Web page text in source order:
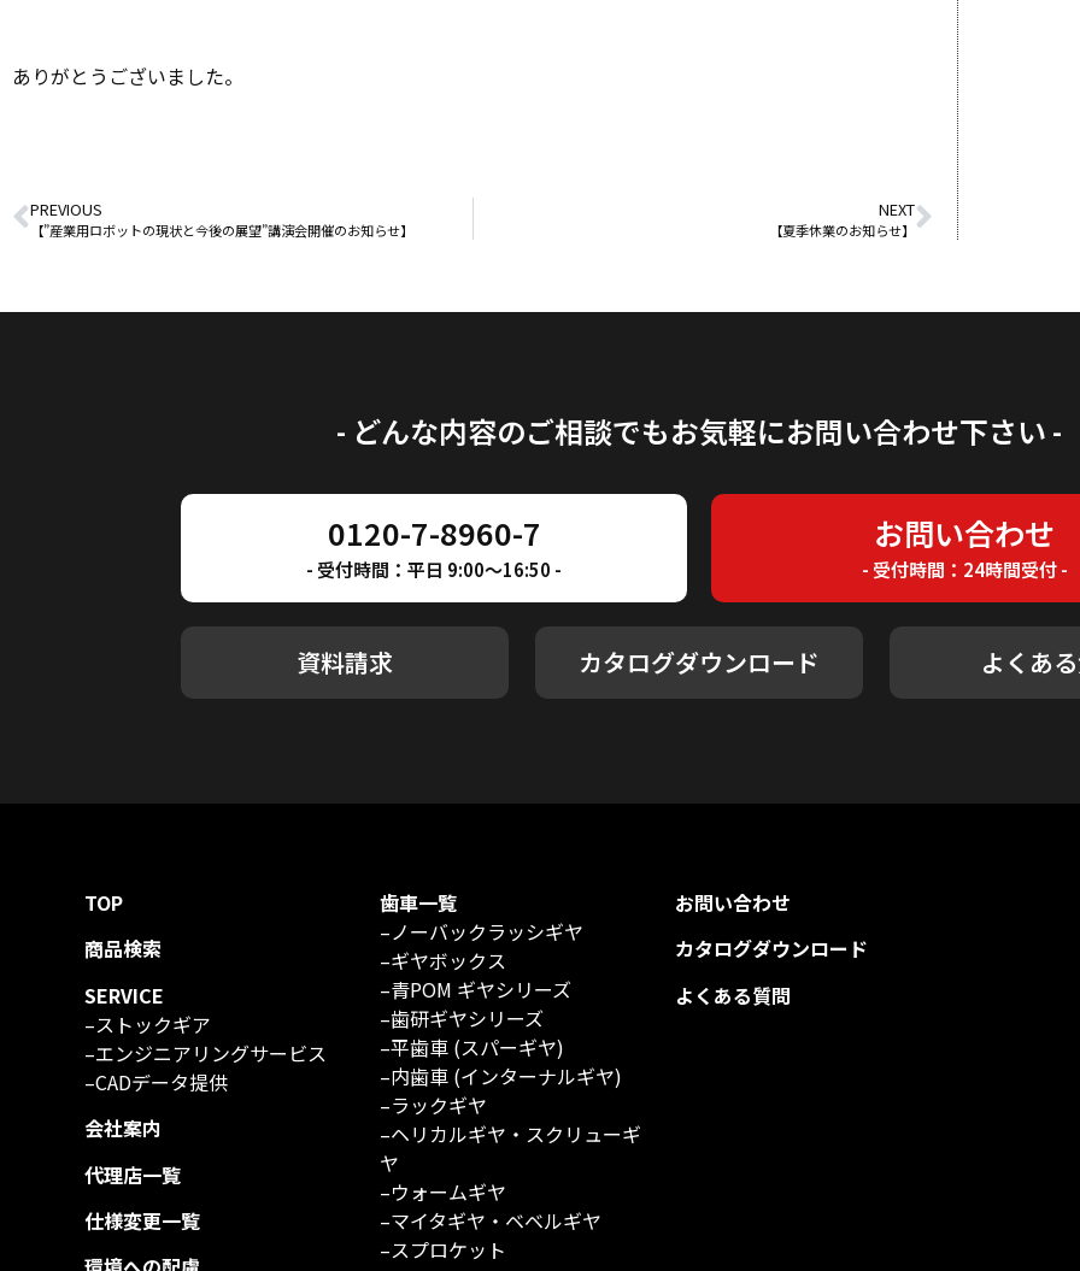
ありがとうございました。
PREVIOUS
【”産業用ロボットの現状と今後の展望”講演会開催のお知らせ】
NEXT
【夏季休業のお知らせ】
- どんな内容のご相談でもお気軽にお問い合わせ下さい -
0120-7-8960-7
- 受付時間：平日 9:00～16:50 -
お問い合わせ
- 受付時間：24時間受付 -
資料請求 カタログダウンロード よくあ
TOP
商品検索
SERVICE
–ストックギア
–エンジニアリングサービス
–CADデータ提供
会社案内
代理店一覧
仕様変更一覧
歯車一覧
–ノーバックラッシギヤ
–ギヤボックス
–青POM ギヤシリーズ
–歯研ギヤシリーズ
–平歯車 (スパーギヤ)
–内歯車 (インターナルギヤ)
–ラックギヤ
–ヘリカルギヤ・スクリューギ
ヤ
–ウォームギヤ
–マイタギヤ・ベベルギヤ
–スプロケット
お問い合わせ
カタログダウンロード
よくある質問